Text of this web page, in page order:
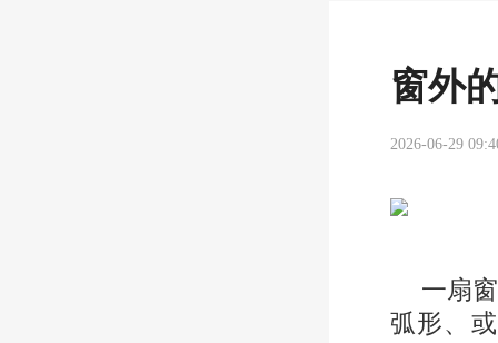
窗外
2026-06-29
一扇
弧形、